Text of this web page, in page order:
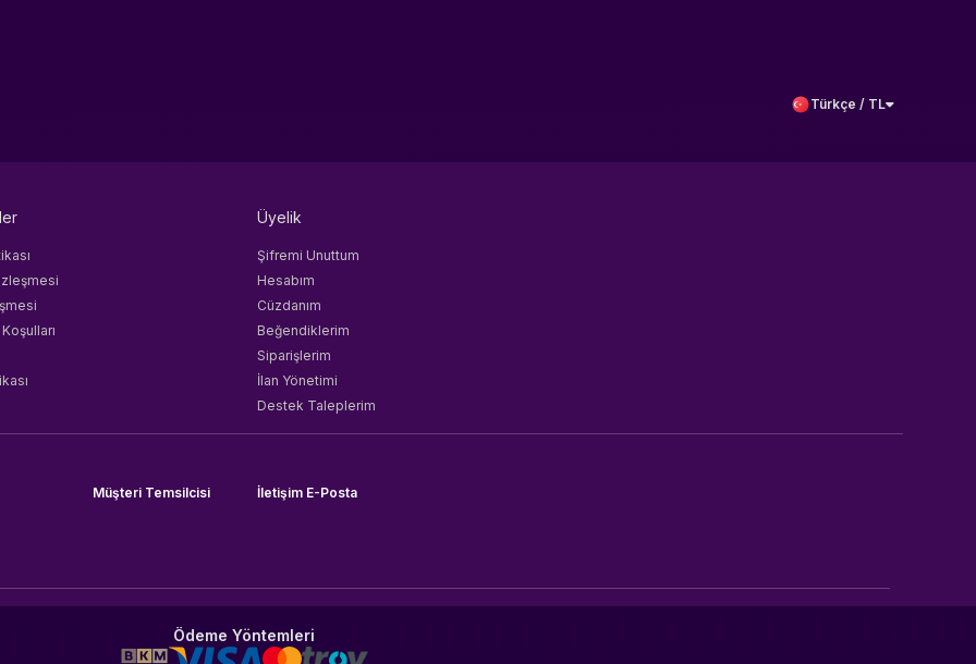
Türkçe / TL
Üyelik
Şifremi Unuttum
Hesabım
Cüzdanım
Beğendiklerim
Siparişlerim
İlan Yönetimi
Destek Taleplerim
Müşteri Temsilcisi İletişim E-Posta
Ödeme Yöntemleri